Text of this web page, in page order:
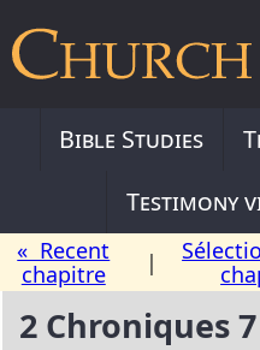
Bible Studies
Testimony
« Recent
chapitre
|
2 Chroniques 7